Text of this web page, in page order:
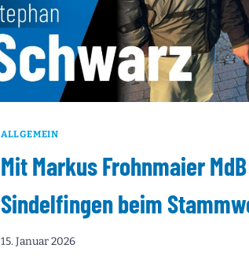
ALLGEMEIN
Mit Markus Frohnmaier
Sindelfingen beim
15. Januar 2026